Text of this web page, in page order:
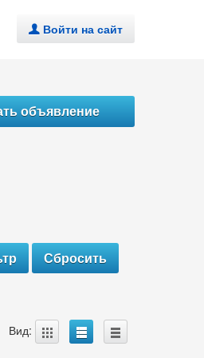
. Войти на сайт
объявление
Вид: A B C